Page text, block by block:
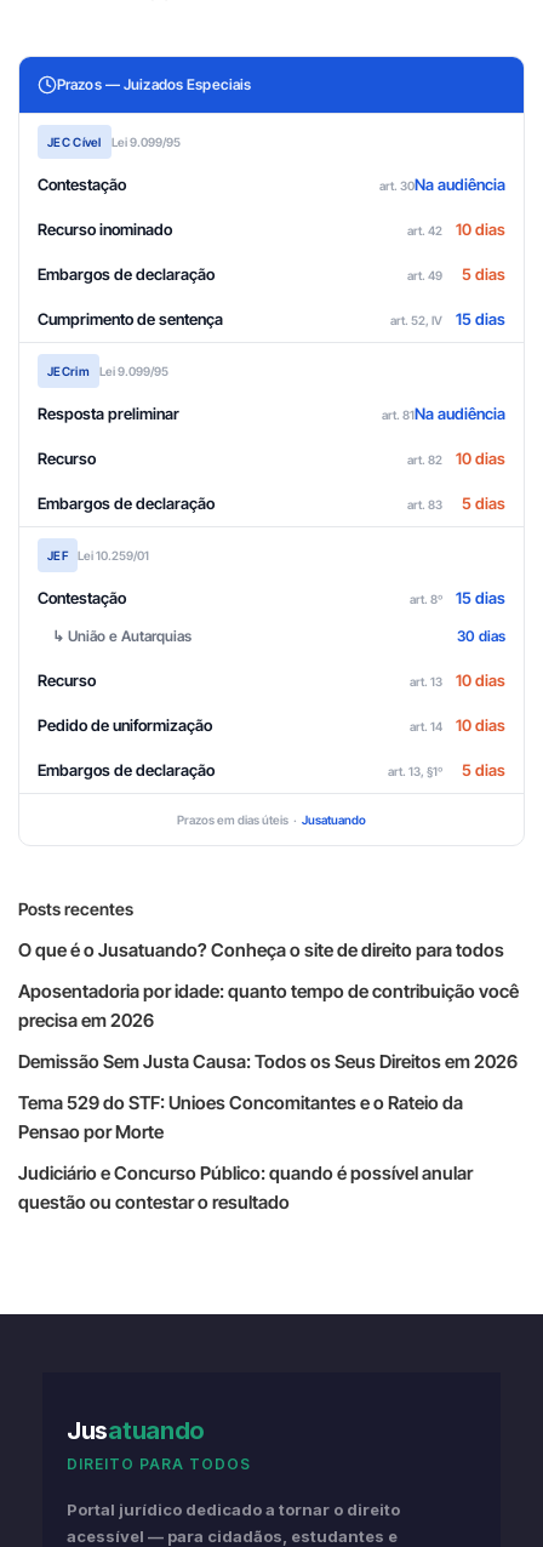
Prazos — Juizados Especiais
JEC Cível Lei 9.099/95
Contestação art. 30Na audiência
Recurso inominado art. 42 10 dias
Embargos de declaração art. 49 5 dias
Cumprimento de sentença art. 52, IV 15 dias
JECrim Lei 9.099/95
Resposta preliminar art. 81Na audiência
Recurso art. 82 10 dias
Embargos de declaração art. 83 5 dias
JEF Lei 10.259/01
Contestação art. 8º 15 dias
↳ União e Autarquias 30 dias
Recurso art. 13 10 dias
Pedido de uniformização art. 14 10 dias
Embargos de declaração art. 13, §1º 5 dias
Prazos em dias úteis · Jusatuando
Posts recentes
O que é o Jusatuando? Conheça o site de direito para todos
Aposentadoria por idade: quanto tempo de contribuição você
precisa em 2026
Demissão Sem Justa Causa: Todos os Seus Direitos em 2026
Tema 529 do STF: Unioes Concomitantes e o Rateio da
Pensao por Morte
Judiciário e Concurso Público: quando é possível anular
questão ou contestar o resultado
Jusatuando
DIREITO PARA TODOS
Portal jurídico dedicado a tornar o direito
acessível — para cidadãos, estudantes e